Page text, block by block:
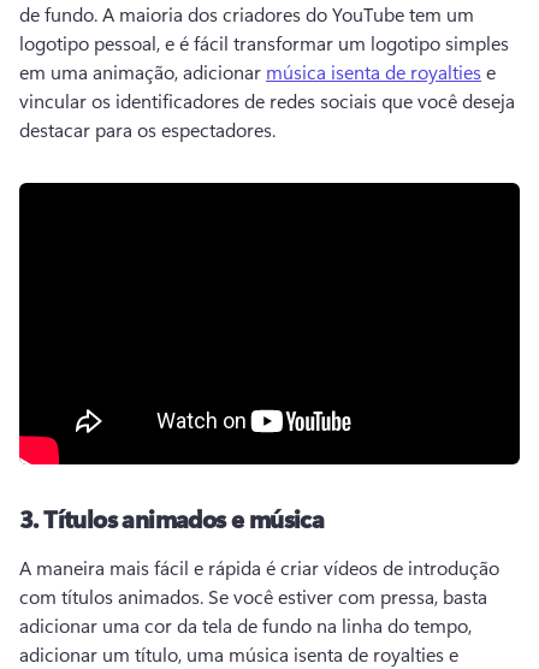
de fundo. A maioria dos criadores do YouTube tem um
logotipo pessoal, e é fácil transformar um logotipo simples
em uma animação, adicionar música isenta de royalties e
vincular os identificadores de redes sociais que você deseja
destacar para os espectadores.
3.Títulos animados e música
A maneira mais fácil e rápida é criar vídeos de introdução
com títulos animados. Se você estiver com pressa, basta
adicionar uma cor da tela de fundo na linha do tempo,
adicionar um título, uma música isenta de royalties e